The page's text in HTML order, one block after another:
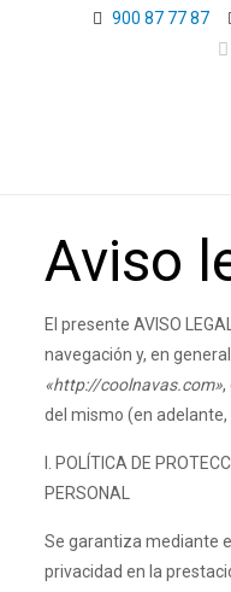
900 87 77 87
Aviso
El presente AVISO
navegación y, en
«http://coolnavas.com»,
del mismo (en adelante,
I. POLÍTICA DE
PERSONAL
Se garantiza mediante
privacidad en la